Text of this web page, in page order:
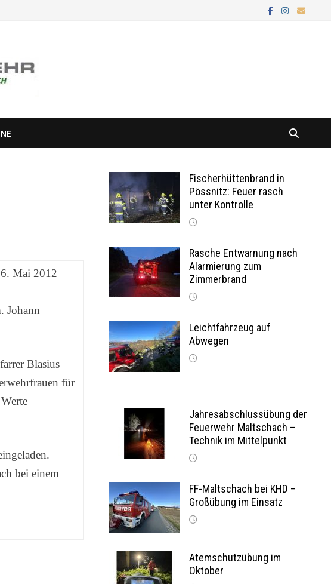
Mai 2012
Johann
Blasius
für
bei einem
Fischerhüttenbrand in
Pössnitz: Feuer rasch
unter Kontrolle
Rasche Entwarnung nach
Alarmierung zum
Zimmerbrand
Leichtfahrzeug auf
Abwegen
Jahresabschlussübung der
Feuerwehr Maltschach –
Technik im Mittelpunkt
FF-Maltschach bei KHD –
Großübung im Einsatz
Atemschutzübung im
Oktober